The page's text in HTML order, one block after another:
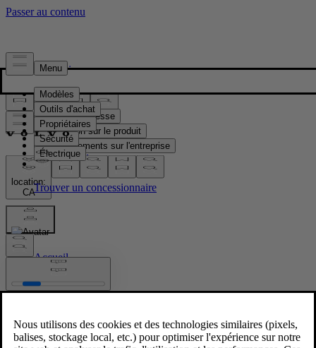
Presse & Médias
Matériel de presse
Information sur le produit
Renseignements sur l'entreprise
Contacts médias
location:
CA
Images
Accueil
/Images